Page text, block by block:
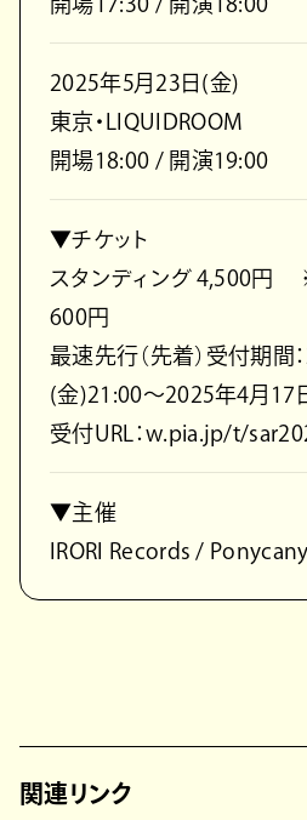
2025年5月23日(金)
東京・LIQUIDROOM
開場18:00 / 開演19:00
▼チケット
スタンディング 4,500円
600円
最速先行（先着）受付期間
(金)21:00～2025年4月17
受付URL：w.pia.jp/t/
▼主催
IRORI Records /
関連リンク